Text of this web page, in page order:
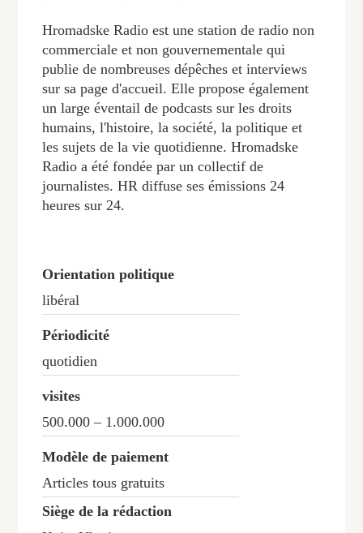
Hromadske Radio est une station de radio non
commerciale et non gouvernementale qui
publie de nombreuses dépêches et interviews
sur sa page d'accueil. Elle propose également
un large éventail de podcasts sur les droits
humains, l'histoire, la société, la politique et
les sujets de la vie quotidienne. Hromadske
Radio a été fondée par un collectif de
journalistes. HR diffuse ses émissions 24
heures sur 24.
Orientation politique
libéral
Périodicité
quotidien
visites
500.000 – 1.000.000
Modèle de paiement
Articles tous gratuits
Siège de la rédaction